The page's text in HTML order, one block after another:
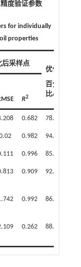
度验证参数
for individually
properties
后采样点
优化
百分
比/%
R2
0.682 78.23
0.982 94.44
0.996 85.26
0.909 92.94
0.992 86.19
0.262 88.14